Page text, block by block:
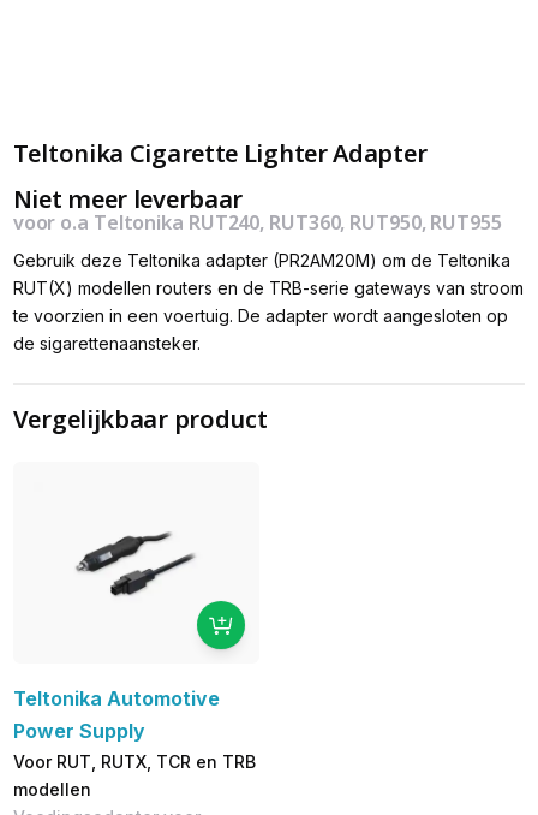
Teltonika Cigarette Lighter Adapter
Niet meer leverbaar
voor o.a Teltonika RUT240, RUT360, RUT950, RUT955
Gebruik deze Teltonika adapter (PR2AM20M) om de Teltonika
RUT(X) modellen routers en de TRB-serie gateways van stroom
te voorzien in een voertuig. De adapter wordt aangesloten op
de sigarettenaansteker.
Vergelijkbaar product
Teltonika Automotive
Power Supply
Voor RUT, RUTX, TCR en TRB
modellen